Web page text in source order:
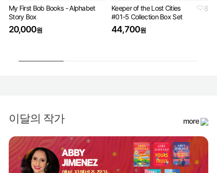
My First Bob Books - Alphabet
Story Box
20,000원
8
Keeper of the Lost Cities
#01-5 Collection Box Set
44,700원
이달의 작가 more